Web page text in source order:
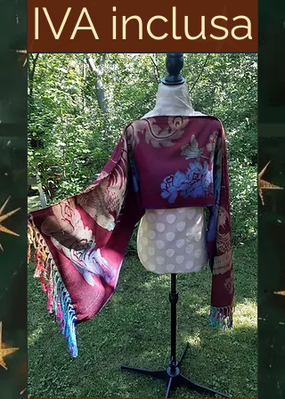
IVA inclusa